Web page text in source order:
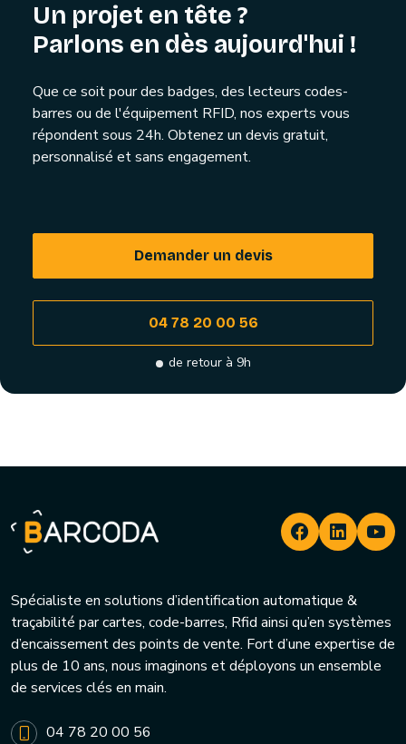
Un projet en tête ?
Parlons en dès aujourd'hui !
Que ce soit pour des badges, des lecteurs codes-
barres ou de l'équipement RFID, nos experts vous
répondent sous 24h. Obtenez un devis gratuit,
personnalisé et sans engagement.
Demander un devis
04 78 20 00 56
de retour à 9h
Spécialiste en solutions d’identification automatique &
traçabilité par cartes, code-barres, Rfid ainsi qu’en systèmes
d’encaissement des points de vente. Fort d’une expertise de
plus de 10 ans, nous imaginons et déployons un ensemble
de services clés en main.
04 78 20 00 56